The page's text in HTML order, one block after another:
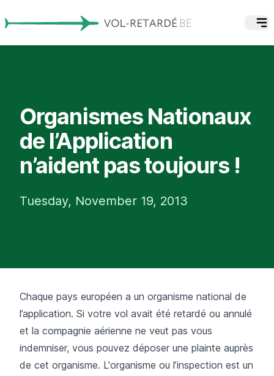
Organismes Nationaux
de l’Application
n’aident pas toujours !
Tuesday, November 19, 2013
Chaque pays européen a un organisme national de
l’application. Si votre vol avait été retardé ou annulé
et la compagnie aérienne ne veut pas vous
indemniser, vous pouvez déposer une plainte auprès
de cet organisme. L'organisme ou l’inspection est un